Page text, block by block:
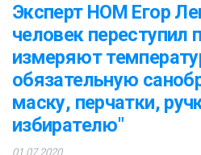
Эксперт НОМ Егор
человек переступил
измеряют
обязательную
маску, перчатки,
избирателю"
01.07.2020